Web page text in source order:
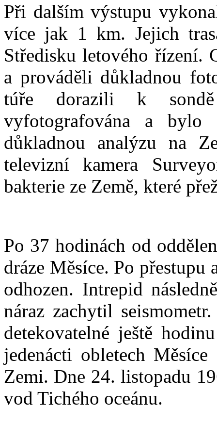
Při dalším výstupu
více jak 1 km. Jejich
Středisku letového řízení.
a prováděli důkladnou
túře dorazili k
vyfotografována a
důkladnou analýzu na
televizní kamera
bakterie ze Země, které
Po 37 hodinách od
dráze Měsíce. Po
odhozen. Intrepid
náraz zachytil
detekovatelné ještě
jedenácti obletech
Zemi. Dne 24. listopadu
vod Tichého oceánu.